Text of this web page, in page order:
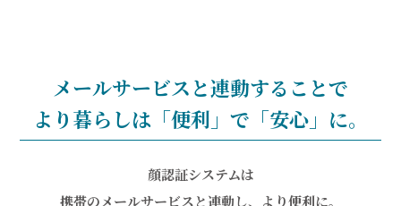
メールサービスと連動することで
より暮らしは「便利」で「安心」に。
顔認証システムは
携帯のメールサービスと連動し、より便利に。